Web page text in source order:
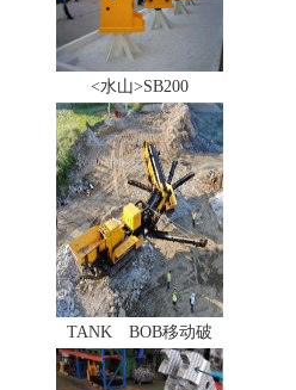
<水山>SB200
TANK BOB移动破